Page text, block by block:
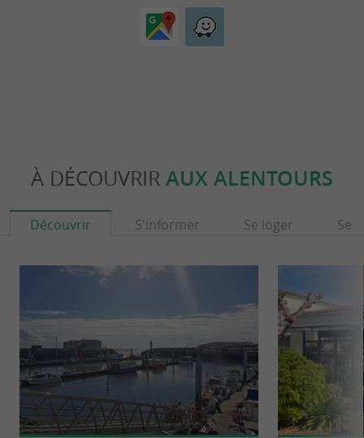
À DÉCOUVRIR AUX ALENTOURS
Découvrir S'informer Se loger Se